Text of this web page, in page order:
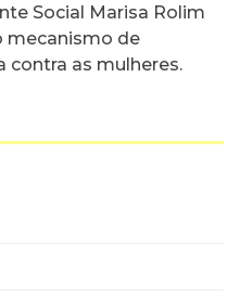
Social Marisa Rolim
mecanismo de
contra as mulheres.